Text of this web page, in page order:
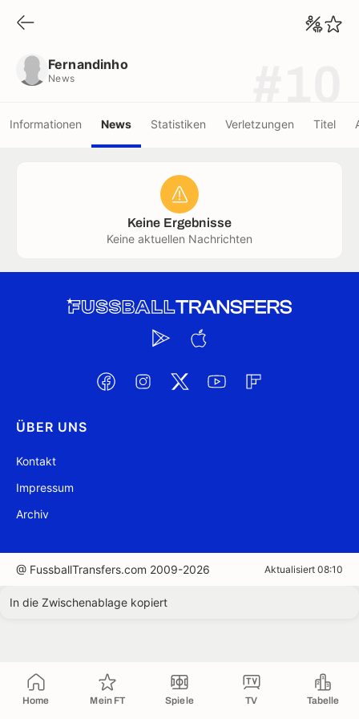
Home Mein FT Spiele TV Tabelle
Fernandinho
News
Informationen News Statistiken Verletzungen Titel
Keine Ergebnisse
Keine aktuellen Nachrichten
ÜBER UNS
Kontakt
Impressum
Archiv
@ FussballTransfers.com 2009-2026 Aktualisiert 08:10
In die Zwischenablage kopiert